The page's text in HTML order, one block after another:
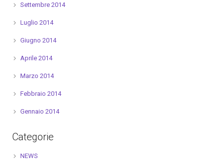
Settembre 2014
Luglio 2014
Giugno 2014
Aprile 2014
Marzo 2014
Febbraio 2014
Gennaio 2014
Categorie
NEWS